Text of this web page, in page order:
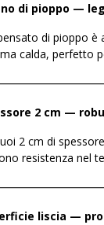
di pioppo —
di pioppo è
calda, perfetto
2 cm —
2 cm di
resistenza nel
liscia —